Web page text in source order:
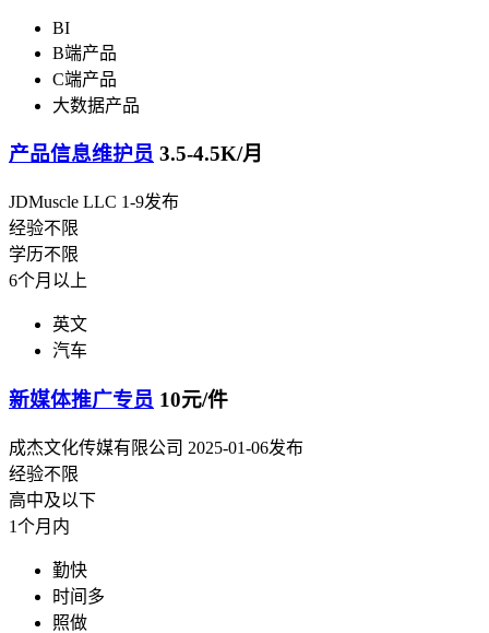
BI
B端产品
C端产品
大数据产品
产品信息维护员 3.5-4.5K/月
JDMuscle LLC 1-9发布
经验不限
学历不限
6个月以上
英文
汽车
新媒体推广专员 10元/件
成杰文化传媒有限公司 2025-01-06发布
经验不限
高中及以下
1个月内
勤快
时间多
照做